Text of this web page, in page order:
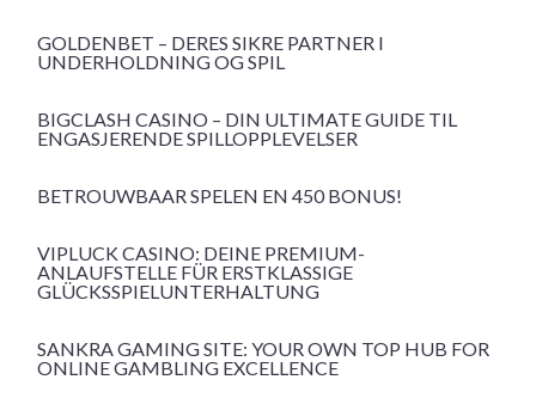
GOLDENBET – DERES SIKRE PARTNER I
UNDERHOLDNING OG SPIL
BIGCLASH CASINO – DIN ULTIMATE GUIDE TIL
ENGASJERENDE SPILLOPPLEVELSER
BETROUWBAAR SPELEN EN 450 BONUS!
VIPLUCK CASINO: DEINE PREMIUM-
ANLAUFSTELLE FÜR ERSTKLASSIGE
GLÜCKSSPIELUNTERHALTUNG
SANKRA GAMING SITE: YOUR OWN TOP HUB FOR
ONLINE GAMBLING EXCELLENCE